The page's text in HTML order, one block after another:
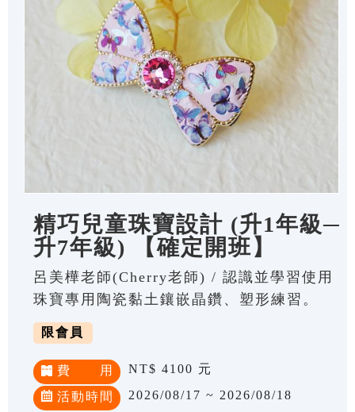
精巧兒童珠寶設計 (升1年級─
升7年級) 【確定開班】
呂美樺老師(Cherry老師) / 認識並學習使用
珠寶專用陶瓷黏土鑲嵌晶鑽、塑形練習。
限會員
費 用 NT$ 4100 元
活動時間 2026/08/17 ~ 2026/08/18